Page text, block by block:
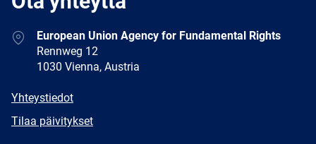
AddressEuropean Union Agency for Fundamental Rights
Rennweg 12
1030 Vienna, Austria
E-
Yhteystiedot
Newsletter
Tilaa päivitykset